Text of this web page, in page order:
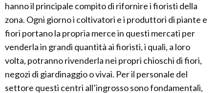
hanno il principale compito di rifornire i fioristi della
zona. Ogni giorno i coltivatori e i produttori di piante e
fiori portano la propria merce in questi mercati per
venderla in grandi quantità ai fioristi, i quali, a loro
volta, potranno rivenderla nei propri chioschi di fiori,
negozi di giardinaggio o vivai. Per il personale del
settore questi centri all’ingrosso sono fondamentali,